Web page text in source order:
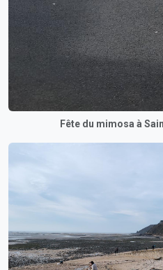
Fête du mimosa à